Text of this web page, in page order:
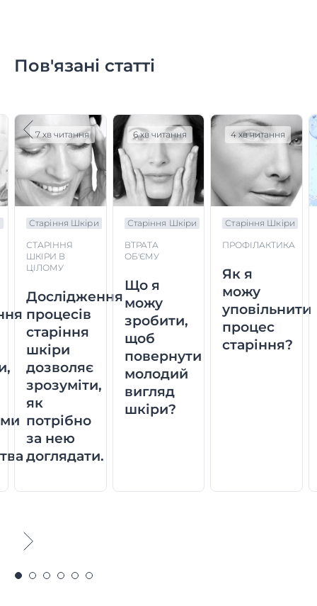
Пов'язані статті
Старіння Шкіри
СТАРІННЯ
ШКІРИ В
ЦІЛОМУ
Дослідження
процесів
старіння
шкіри
дозволяє
зрозуміти,
як
потрібно
за нею
доглядати.
7 хв читання
Старіння Шкіри
ВТРАТА
ОБ'ЄМУ
Що я
можу
зробити,
щоб
повернути
молодий
вигляд
шкіри?
6 хв читання
Старіння Шкіри
ПРОФІЛАКТИКА
Як я
можу
уповільнити
процес
старіння?
4 хв читання